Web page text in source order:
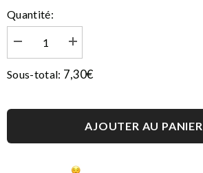
Quantité:
Diminuer
la
de
-
Augmenter
la
de
-
Sous-total: 7,30€
AJOUTER AU PANIER